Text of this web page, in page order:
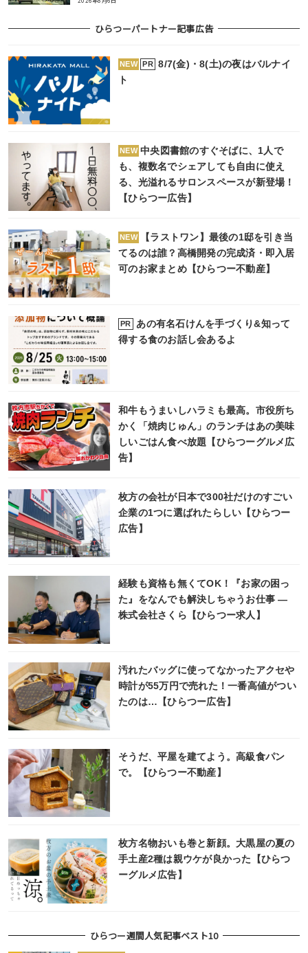
ひらつーパートナー記事広告
NEW PR
8/7(金)・8(土)の夜はバルナイ
ト
NEW 中央図書館のすぐそばに、1人で
も、複数名でシェアしても自由に使え
る、光溢れるサロンスペースが新登場！
【ひらつー広告】
NEW
【ラストワン】最後の1邸を引き当
てるのは誰？高橋開発の完成済・即入居
可のお家まとめ【ひらつー不動産】
PR
あの有名石けんを手づくり&知って
得する食のお話し会あるよ
和牛もうまいしハラミも最高。市役所ち
かく「焼肉じゅん」のランチはあの美味
しいごはん食べ放題【ひらつーグルメ広
告】
枚方の会社が日本で300社だけのすごい
企業の1つに選ばれたらしい【ひらつー
広告】
経験も資格も無くてOK！『お家の困っ
た』をなんでも解決しちゃうお仕事 ―
株式会社さくら【ひらつー求人】
汚れたバッグに使ってなかったアクセや
時計が55万円で売れた！一番高値がつい
たのは…【ひらつー広告】
そうだ、平屋を建てよう。高級食パン
で。【ひらつー不動産】
枚方名物おいも巻と新顔。大黒屋の夏の
手土産2種は親ウケが良かった【ひらつ
ーグルメ広告】
ひらつー週間人気記事ベスト10